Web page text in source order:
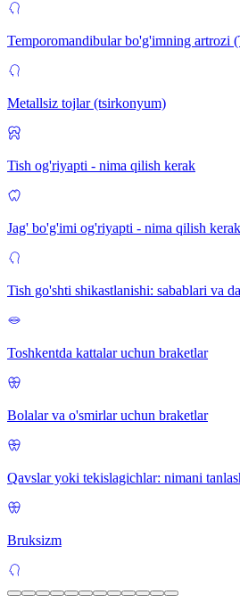
Temporomandibular bo'g'imning artrozi
Metallsiz tojlar (tsirkonyum)
Tish og'riyapti - nima qilish kerak
Jag' bo'g'imi og'riyapti - nima qilish kerak
Tish go'shti shikastlanishi: sabablari va
Toshkentda kattalar uchun braketlar
Bolalar va o'smirlar uchun braketlar
Qavslar yoki tekislagichlar: nimani
Bruksizm